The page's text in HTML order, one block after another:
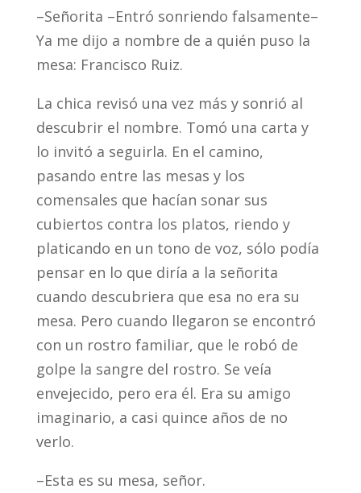
–Señorita –Entró sonriendo falsamente–
Ya me dijo a nombre de a quién puso la
mesa: Francisco Ruiz.
La chica revisó una vez más y sonrió al
descubrir el nombre. Tomó una carta y
lo invitó a seguirla. En el camino,
pasando entre las mesas y los
comensales que hacían sonar sus
cubiertos contra los platos, riendo y
platicando en un tono de voz, sólo podía
pensar en lo que diría a la señorita
cuando descubriera que esa no era su
mesa. Pero cuando llegaron se encontró
con un rostro familiar, que le robó de
golpe la sangre del rostro. Se veía
envejecido, pero era él. Era su amigo
imaginario, a casi quince años de no
verlo.
–Esta es su mesa, señor.